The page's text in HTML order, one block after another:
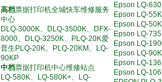
高档票据打印机全城快车维修服务
中心
DLQ-3000K、DLQ-3500K、DFX-
8000、DLQ-3250K、PLQ-20K爱
普生PLQ-20K、PLQ-20KM、LQ-
90KP
中档票据打印机中心维修站点
LQ-580K、LQ-580K+、LQ-
Epson LQ-
Epson LQ-
Epson LQ-
Epson LQ-
Epson LQ-
Epson LQ-
Epson LQ-
Epson LQ-